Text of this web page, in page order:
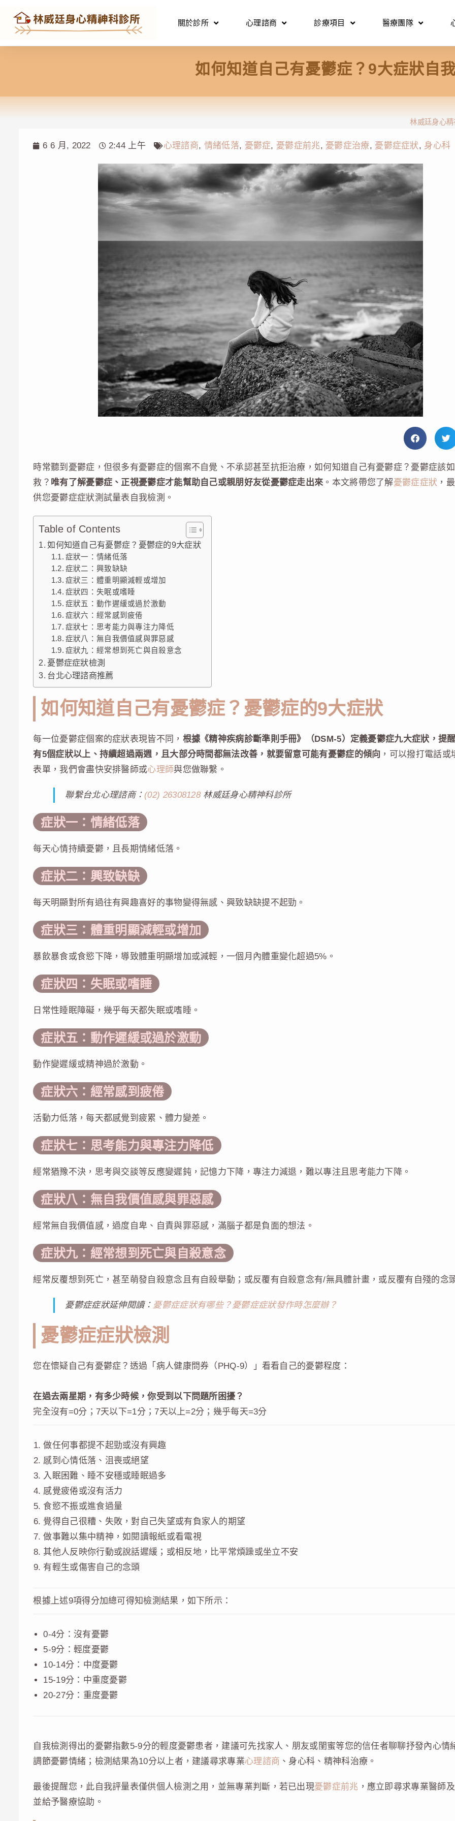
關於診所 心理諮商 診療項目 醫療團隊
如何知道自己有憂鬱症？9大症狀自
林威廷身心
6 6 月, 2022 2:44 上午 心理諮商, 情緒低落, 憂鬱症, 憂鬱症前兆, 憂鬱症治療, 憂鬱症症狀, 身心科
時常聽到憂鬱症，但很多有憂鬱症的個案不自覺、不承認甚至抗拒治療，如何知道自己有憂鬱症？憂鬱症該
救？ 唯有了解憂鬱症、正視憂鬱症才能幫助自己或親朋好友從憂鬱症走出來 。本文將帶您了解憂鬱症症狀 ，
供您憂鬱症症狀測試量表自我檢測。
Table of Contents
如何知道自己有憂鬱症？憂鬱症的9大症狀
症狀一：情緒低落
症狀二：興致缺缺
症狀三：體重明顯減輕或增加
症狀四：失眠或嗜睡
症狀五：動作遲緩或過於激動
症狀六：經常感到疲倦
症狀七：思考能力與專注力降低
症狀八：無自我價值感與罪惡感
症狀九：經常想到死亡與自殺意念
憂鬱症症狀檢測
台北心理諮商推薦
如何知道自己有憂鬱症？憂鬱症的9大症狀
每一位憂鬱症個案的症狀表現皆不同， 根據《精神疾病診斷準則手冊》（DSM-5）定義憂鬱症九大症狀，提
有5個症狀以上、持續超過兩週，且大部分時間都無法改善，就要留意可能有憂鬱症的傾向 ，可以撥打電話或
表單，我們會盡快安排醫師或心理師與您做聯繫。
聯繫台北心理諮商： (02) 26308128 林威廷身心精神科診所
症狀一：情緒低落
每天心情持續憂鬱，且長期情緒低落。
症狀二：興致缺缺
每天明顯對所有過往有興趣喜好的事物變得無感、興致缺缺提不起勁。
症狀三：體重明顯減輕或增加
暴飲暴食或食慾下降，導致體重明顯增加或減輕，一個月內體重變化超過5%。
症狀四：失眠或嗜睡
日常性睡眠障礙，幾乎每天都失眠或嗜睡。
症狀五：動作遲緩或過於激動
動作變遲緩或精神過於激動。
症狀六：經常感到疲倦
活動力低落，每天都感覺到疲累、體力變差。
症狀七：思考能力與專注力降低
經常猶豫不決，思考與交談等反應變遲鈍，記憶力下降，專注力減退，難以專注且思考能力下降。
症狀八：無自我價值感與罪惡感
經常無自我價值感，過度自卑、自責與罪惡感，滿腦子都是負面的想法。
症狀九：經常想到死亡與自殺意念
經常反覆想到死亡，甚至萌發自殺意念且有自殺舉動；或反覆有自殺意念有/無具體計畫，或反覆有自殘的念
憂鬱症症狀延伸閱讀： 憂鬱症症狀有哪些？憂鬱症症狀發作時怎麼辦？
憂鬱症症狀檢測
您在懷疑自己有憂鬱症？透過「病人健康問券（PHQ-9）」看看自己的憂鬱程度：
在過去兩星期，有多少時候，你受到以下問題所困擾？
完全沒有=0分；7天以下=1分；7天以上=2分；幾乎每天=3分
做任何事都提不起勁或沒有興趣
感到心情低落、沮喪或絕望
入眠困難、睡不安穩或睡眠過多
感覺疲倦或沒有活力
食慾不振或進食過量
覺得自己很糟、失敗，對自己失望或有負家人的期望
做事難以集中精神，如閱讀報紙或看電視
其他人反映你行動或說話遲緩；或相反地，比平常煩躁或坐立不安
有輕生或傷害自己的念頭
根據上述9項得分加總可得知檢測結果，如下所示：
0-4分：沒有憂鬱
5-9分：輕度憂鬱
10-14分：中度憂鬱
15-19分：中重度憂鬱
20-27分：重度憂鬱
自我檢測得出的憂鬱指數5-9分的輕度憂鬱患者，建議可先找家人、朋友或閨蜜等您的信任者聊聊抒發內心情
調節憂鬱情緒；檢測結果為10分以上者，建議尋求專業心理諮商 、身心科、精神科治療。
最後提醒您，此自我評量表僅供個人檢測之用，並無專業判斷，若已出現憂鬱症前兆 ，應立即尋求專業醫師
並給予醫療協助。